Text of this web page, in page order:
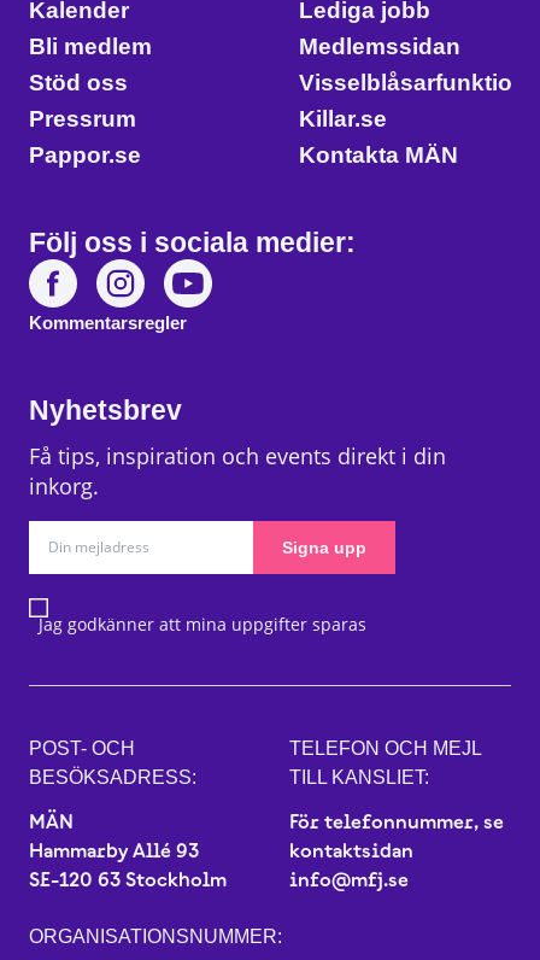
Kalender
Lediga jobb
Bli medlem
Medlemssidan
Stöd oss
Visselblåsarfunktion
Pressrum
Killar.se
Pappor.se
Kontakta MÄN
Följ oss i sociala medier:
Kommentarsregler
Nyhetsbrev
Få tips, inspiration och events direkt i din
inkorg.
Signa upp
Jag godkänner att mina uppgifter sparas
POST- OCH
BESÖKSADRESS:
MÄN
Hammarby Allé 93
SE-120 63 Stockholm
TELEFON OCH MEJL
TILL KANSLIET:
För telefonnummer, se
kontaktsidan
info@mfj.se
ORGANISATIONSNUMMER: